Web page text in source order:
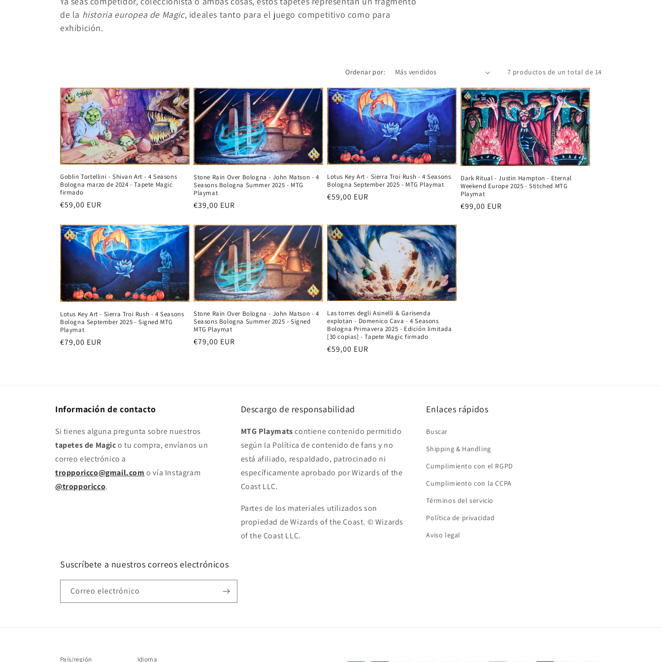
c
i
n
:
de la historia europea de Magic, ideales tanto para el juego competitivo como para
exhibición.
Ordenar por: 7 productos de un total de 14
Goblin Tortellini - Shivan Art - 4 Seasons
Bologna marzo de 2024 - Tapete Magic
firmado
Precio
€59,00 EUR
Stone Rain Over Bologna - John Matson - 4
Seasons Bologna Summer 2025 - MTG
Playmat
Precio
€39,00 EUR
Lotus Key Art - Sierra Troi Rush - 4 Seasons
Bologna September 2025 - MTG Playmat
Precio
€59,00 EUR
Dark Ritual - Justin Hampton - Eternal
Weekend Europe 2025 - Stitched MTG
Playmat
Precio
€99,00 EUR
Lotus Key Art - Sierra Troi Rush - 4 Seasons
Bologna September 2025 - Signed MTG
Playmat
Precio
€79,00 EUR
Stone Rain Over Bologna - John Matson - 4
Seasons Bologna Summer 2025 - Signed
MTG Playmat
Precio
€79,00 EUR
Las torres degli Asinelli & Garisenda
explotan - Domenico Cava - 4 Seasons
Bologna Primavera 2025 - Edición limitada
[30 copias] - Tapete Magic firmado
Precio
€59,00 EUR
Información de contacto
Si tienes alguna pregunta sobre nuestros
tapetes de Magico tu compra, envíanos un
correo electrónico a
tropporicco@gmail.com o vía Instagram
@tropporicco.
Descargo de responsabilidad
MTG Playmatscontiene contenido permitido
según la Política de contenido de fans y no
está afiliado, respaldado, patrocinado ni
específicamente aprobado por Wizards of the
Coast LLC.
Partes de los materiales utilizados son
propiedad de Wizards of the Coast. © Wizards
of the Coast LLC.
Enlaces rápidos
Buscar
Shipping & Handling
Cumplimiento con el RGPD
Cumplimiento con la CCPA
Términos del servicio
Política de privacidad
Aviso legal
Suscríbete a nuestros correos electrónicos
Correo electrónico
País/región Idioma